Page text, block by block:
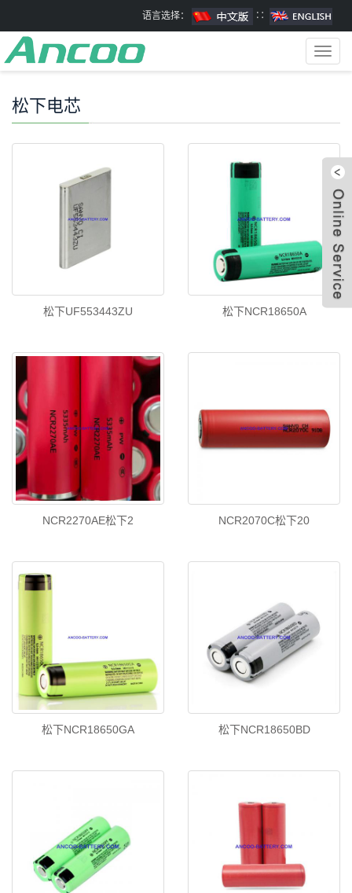
语言选择： ∷
松下电芯
松下UF553443ZU 松下NCR18650A
NCR2270AE松下2 NCR2070C松下20
松下NCR18650GA 松下NCR18650BD